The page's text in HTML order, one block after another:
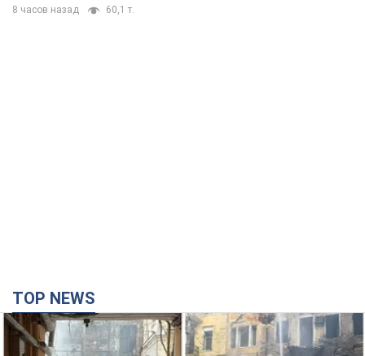
8 часов назад 60,1 т.
TOP NEWS